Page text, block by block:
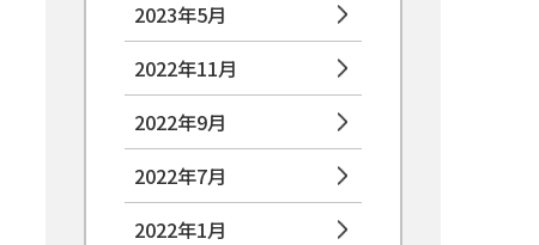
2023年5月
2022年11月
2022年9月
2022年7月
2022年1月